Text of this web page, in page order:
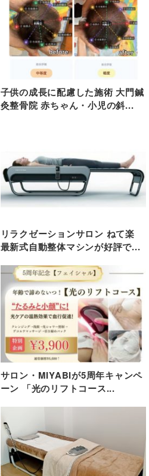
子供の成長に配慮した施術 大門鍼
灸整骨院 赤ちゃん・小児の斜...
リラクゼーションサロン ねて楽
最新式自動整体マシンが好評で...
サロン・MIYABIが5周年キャンペ
ーン 「光のリフトコース...